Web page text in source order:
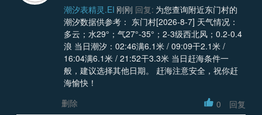
潮汐表精灵.EI 刚刚 回复: 为您查询附近东门村的
潮汐数据供参考： 东门村[2026-8-7] 天气情况：
多云；水29°；气27°-35°；2-3级西北风；0.2-0.4
浪 当日潮汐：02:46满6.1米 / 09:09干2.1米 /
16:04满6.1米 / 21:52干3.3米 当日赶海条件一
般，建议选择其他日期。 赶海注意安全，祝你赶
海愉快！
删除
0 回复